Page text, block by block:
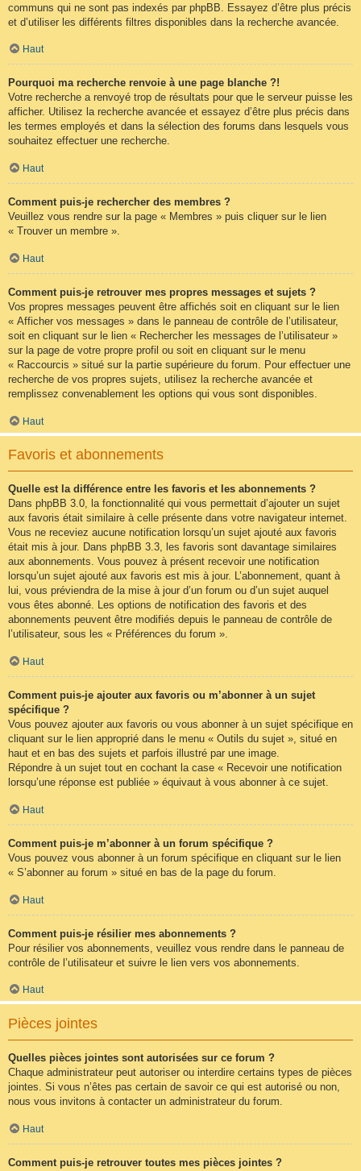
communs qui ne sont pas indexés par phpBB. Essayez d’être plus précis
et d’utiliser les différents filtres disponibles dans la recherche avancée.
Haut
Pourquoi ma recherche renvoie à une page blanche ?!
Votre recherche a renvoyé trop de résultats pour que le serveur puisse les
afficher. Utilisez la recherche avancée et essayez d’être plus précis dans
les termes employés et dans la sélection des forums dans lesquels vous
souhaitez effectuer une recherche.
Haut
Comment puis-je rechercher des membres ?
Veuillez vous rendre sur la page « Membres » puis cliquer sur le lien
« Trouver un membre ».
Haut
Comment puis-je retrouver mes propres messages et sujets ?
Vos propres messages peuvent être affichés soit en cliquant sur le lien
« Afficher vos messages » dans le panneau de contrôle de l’utilisateur,
soit en cliquant sur le lien « Rechercher les messages de l’utilisateur »
sur la page de votre propre profil ou soit en cliquant sur le menu
« Raccourcis » situé sur la partie supérieure du forum. Pour effectuer une
recherche de vos propres sujets, utilisez la recherche avancée et
remplissez convenablement les options qui vous sont disponibles.
Haut
Favoris et abonnements
Quelle est la différence entre les favoris et les abonnements ?
Dans phpBB 3.0, la fonctionnalité qui vous permettait d’ajouter un sujet
aux favoris était similaire à celle présente dans votre navigateur internet.
Vous ne receviez aucune notification lorsqu’un sujet ajouté aux favoris
était mis à jour. Dans phpBB 3.3, les favoris sont davantage similaires
aux abonnements. Vous pouvez à présent recevoir une notification
lorsqu’un sujet ajouté aux favoris est mis à jour. L’abonnement, quant à
lui, vous préviendra de la mise à jour d’un forum ou d’un sujet auquel
vous êtes abonné. Les options de notification des favoris et des
abonnements peuvent être modifiés depuis le panneau de contrôle de
l’utilisateur, sous les « Préférences du forum ».
Haut
Comment puis-je ajouter aux favoris ou m’abonner à un sujet
spécifique ?
Vous pouvez ajouter aux favoris ou vous abonner à un sujet spécifique en
cliquant sur le lien approprié dans le menu « Outils du sujet », situé en
haut et en bas des sujets et parfois illustré par une image.
Répondre à un sujet tout en cochant la case « Recevoir une notification
lorsqu’une réponse est publiée » équivaut à vous abonner à ce sujet.
Haut
Comment puis-je m’abonner à un forum spécifique ?
Vous pouvez vous abonner à un forum spécifique en cliquant sur le lien
« S’abonner au forum » situé en bas de la page du forum.
Haut
Comment puis-je résilier mes abonnements ?
Pour résilier vos abonnements, veuillez vous rendre dans le panneau de
contrôle de l’utilisateur et suivre le lien vers vos abonnements.
Haut
Pièces jointes
Quelles pièces jointes sont autorisées sur ce forum ?
Chaque administrateur peut autoriser ou interdire certains types de pièces
jointes. Si vous n’êtes pas certain de savoir ce qui est autorisé ou non,
nous vous invitons à contacter un administrateur du forum.
Haut
Comment puis-je retrouver toutes mes pièces jointes ?